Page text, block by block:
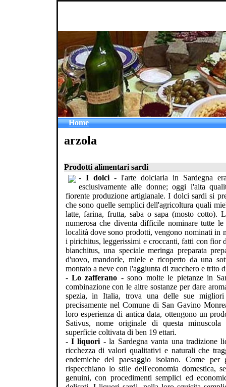
Home
arzola
Prodotti alimentari sardi
- I dolci- l'arte dolciaria in Sardegna
esclusivamente alle donne; oggi l'alta
fiorente produzione artigianale. I dolci sardi si
che sono quelle semplici dell'agricoltura quali
latte, farina, frutta, saba o sapa (mosto cotto).
numerosa che diventa difficile nominare tutte
località dove sono prodotti, vengono nominati in
i pirichitus, leggerissimi e croccanti, fatti con fior
bianchitus, una speciale meringa preparata
d'uovo, mandorle, miele e ricoperto da una
montato a neve con l'aggiunta di zucchero e trito
- Lo zafferano - sono molte le pietanze in
combinazione con le altre sostanze per dare
spezia, in Italia, trova una delle sue migliori
precisamente nel Comune di San Gavino
loro esperienza di antica data, ottengono un
Sativus, nome originale di questa
superficie coltivata di ben 19 ettari.
- I liquori - la Sardegna vanta una tradizione
ricchezza di valori qualitativi e naturali che
endemiche del paesaggio isolano. Come
rispecchiano lo stile dell'economia domestica,
genuini, con procedimenti semplici ed